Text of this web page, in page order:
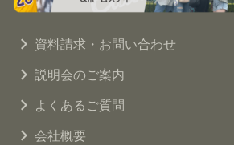
資料請求・お問い合わせ
説明会のご案内
よくあるご質問
会社概要